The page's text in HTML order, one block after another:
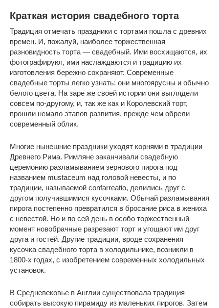
Краткая история свадебного торта
Традиция отмечать праздники с тортами пошла с древних
времен. И, пожалуй, наиболее торжественная
разновидность торта — свадебный. Ими восхищаются, их
фотографируют, ими наслаждаются и традицию их
изготовления бережно сохраняют. Современные
свадебные торты легко узнать: они многоярусны и обычно
белого цвета. На заре же своей истории они выглядели
совсем по-другому, и, так же как и Королевский торт,
прошли немало этапов развития, прежде чем обрели
современный облик.
Многие нынешние праздники уходят корнями в традиции
Древнего Рима. Римляне заканчивали свадебную
церемонию разламыванием зернового пирога под
названием mustaceum над головой невесты, и по
традиции, называемой confarreatio, делились друг с
другом получившимися кусочками. Обычай разламывания
пирога постепенно превратился в бросание риса в жениха
с невестой. Но и по сей день в особо торжественный
момент новобрачные разрезают торт и угощают им друг
друга и гостей. Другие традиции, вроде сохранения
кусочка свадебного торта в холодильнике, возникли в
1800-х годах, с изобретением современных холодильных
установок.
В Средневековье в Англии существовала традиция
собирать высокую пирамиду из маленьких пирогов. Затем